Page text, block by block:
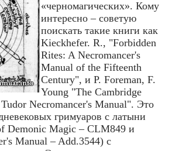
«черномагических». Кому
интересно – советую
поискать такие книги как
Kieckhefer. R., "Forbidden
Rites: A Necromancer's
Manual of the Fifteenth
Century", и P. Foreman, F.
Young "The Cambridge
Necromancer's Manual". Это
гримуаров с латыни
Demonic Magic – CLM849 и
Manual – Add.3544) с